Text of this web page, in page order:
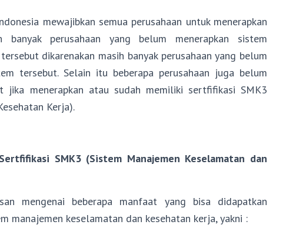
mewajibkan semua perusahaan untuk menerapkan
perusahaan yang belum menerapkan sistem
dikarenakan masih banyak perusahaan yang belum
tersebut. Selain itu beberapa perusahaan juga belum
jika menerapkan atau sudah memiliki sertfifikasi SMK3
Kerja).
Sertfifikasi SMK3 (Sistem Manajemen Keselamatan dan
mengenai beberapa manfaat yang bisa didapatkan
manajemen keselamatan dan kesehatan kerja, yakni :